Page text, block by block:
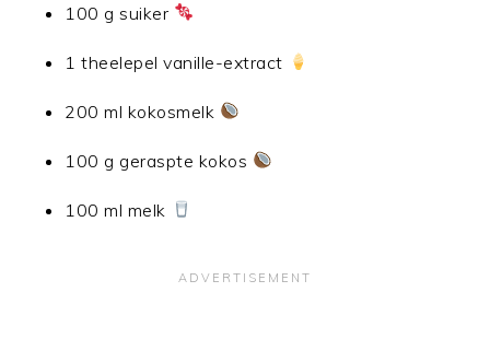
100 g suiker
1 theelepel vanille-extract
200 ml kokosmelk
100 g geraspte kokos
100 ml melk